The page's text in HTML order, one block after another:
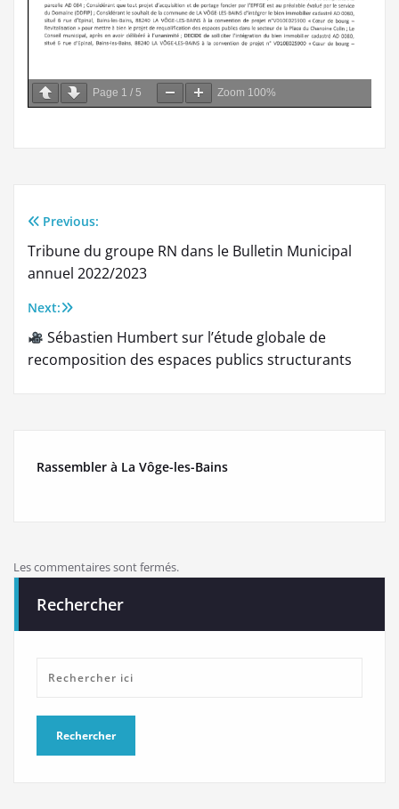
Page 1 / 5 Zoom 100%
Navigation
de
l’article
Previous:
Tribune du groupe RN dans le Bulletin Municipal
annuel 2022/2023
Next:
Sébastien Humbert sur l’étude globale de
recomposition des espaces publics structurants
Rassembler à La Vôge-les-Bains
Les commentaires sont fermés.
Rechercher